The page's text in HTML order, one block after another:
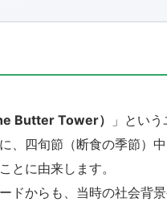
Butter Tower）
」とい
、四旬節（断食の季節）
とに由来します。
ドからも、当時の社会背